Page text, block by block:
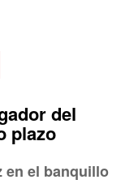
del
plazo
en el banquillo